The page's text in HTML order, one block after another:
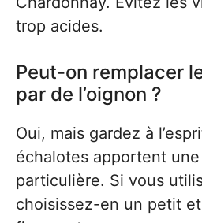
trop acides.
Peut-on remplacer
par de l’oignon ?
Oui, mais gardez à
échalotes apportent
particulière. Si vous
choisissez-en un petit